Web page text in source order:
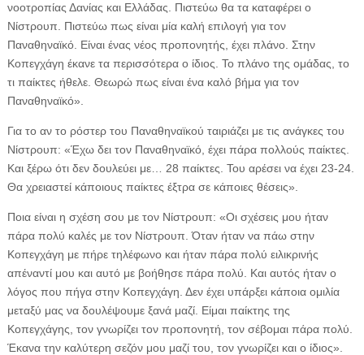
νοοτροπίας Δανίας και Ελλάδας. Πιστεύω θα τα καταφέρει ο
Νίστρουπ. Πιστεύω πως είναι μία καλή επιλογή για τον
Παναθηναϊκό. Είναι ένας νέος προπονητής, έχει πλάνο. Στην
Κοπεγχάγη έκανε τα περισσότερα ο ίδιος. Το πλάνο της ομάδας, το
τι παίκτες ήθελε. Θεωρώ πως είναι ένα καλό βήμα για τον
Παναθηναϊκό».
Για το αν το ρόστερ του Παναθηναϊκού ταιριάζει με τις ανάγκες του
Νίστρουπ: «Έχω δει τον Παναθηναϊκό, έχει πάρα πολλούς παίκτες.
Και ξέρω ότι δεν δουλεύει με… 28 παίκτες. Του αρέσει να έχει 23-24.
Θα χρειαστεί κάποιους παίκτες έξτρα σε κάποιες θέσεις».
Ποια είναι η σχέση σου με τον Νίστρουπ: «Οι σχέσεις μου ήταν
πάρα πολύ καλές με τον Νίστρουπ. Όταν ήταν να πάω στην
Κοπεγχάγη με πήρε τηλέφωνο και ήταν πάρα πολύ ειλικρινής
απέναντί μου και αυτό με βοήθησε πάρα πολύ. Και αυτός ήταν ο
λόγος που πήγα στην Κοπεγχάγη. Δεν έχει υπάρξει κάποια ομιλία
μεταξύ μας να δουλέψουμε ξανά μαζί. Είμαι παίκτης της
Κοπεγχάγης, τον γνωρίζει τον προπονητή, τον σέβομαι πάρα πολύ.
Έκανα την καλύτερη σεζόν μου μαζί του, τον γνωρίζει και ο ίδιος».